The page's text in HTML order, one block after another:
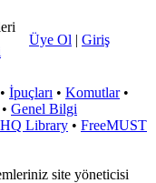
Üye Ol | Giriş
• İpuçları • Komutlar•
Genel Bilgi
HQ Library • FreeMUST
site yöneticisi